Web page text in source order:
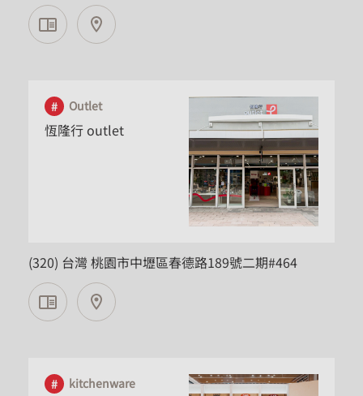
Outlet
恆隆行 outlet
(320) 台灣 桃園市中壢區春德路189號二期#464
kitchenware